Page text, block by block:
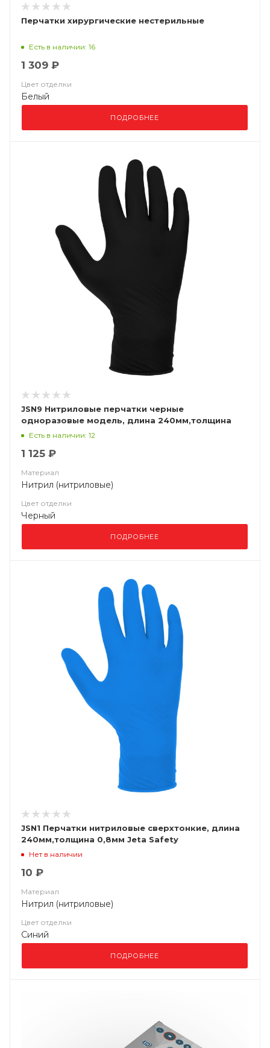
Перчатки хирургические нестерильные
Есть в наличии: 16
1 309 ₽
Цвет отделки
Белый
ПОДРОБНЕЕ
JSN9 Нитриловые перчатки черные
одноразовые модель, длина 240мм,толщина
0,15мм
Есть в наличии: 12
1 125 ₽
Материал
Нитрил (нитриловые)
Цвет отделки
Черный
ПОДРОБНЕЕ
JSN1 Перчатки нитриловые сверхтонкие, длина
240мм,толщина 0,8мм Jeta Safety
Нет в наличии
10 ₽
Материал
Нитрил (нитриловые)
Цвет отделки
Синий
ПОДРОБНЕЕ